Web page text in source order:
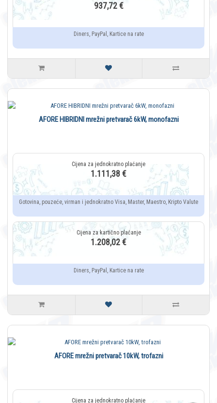
937,72 €
Diners, PayPal, Kartice na rate
AFORE HIBRIDNI mrežni pretvarač 6kW, monofazni
1.111,38 €
Gotovina, pouzeće, virman i jednokratno Visa, Master, Maestro, Kripto Valute
1.208,02 €
Diners, PayPal, Kartice na rate
AFORE mrežni pretvarač 10kW, trofazni